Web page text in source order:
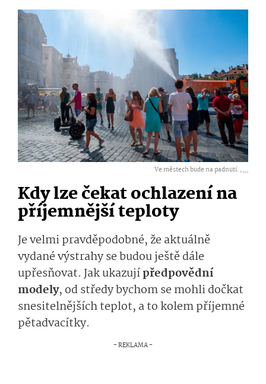
Ve městech bude na padnutí. ,...
Kdy lze čekat ochlazení na
příjemnější teploty
Je velmi pravděpodobné, že aktuálně
vydané výstrahy se budou ještě dále
upřesňovat. Jak ukazujípředpovědní
modely, od středy bychom se mohli dočkat
snesitelnějších teplot, a to kolem příjemné
pětadvacítky.